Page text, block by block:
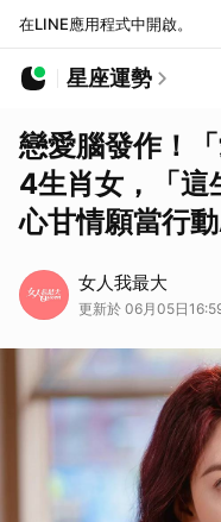
在LINE應用程式中開啟。
星座運勢
戀愛腦發作！
4生肖女，「這
心甘情願當行
女人我最大
更新於 06月05日